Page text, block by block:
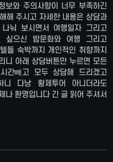
보와 주의사항이 너무 부족하긴
해 주시고 자세한 내용은 상담과
눠 보시면서 여행일자 그리고
으신 밤문화와 여행 그리고
들 숙박까지 개인적인 취향까지
니 아래 상담버튼만 누르면 모든
간뺴고 모두 상담해 드리겠고
니 다낭 황제투어 아니더라도
나 환영입니다 긴 글 읽어 주셔서